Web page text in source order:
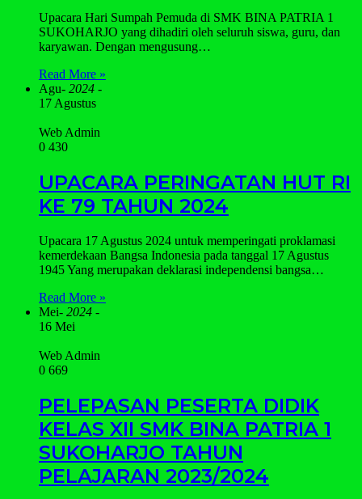
Upacara Hari Sumpah Pemuda di SMK BINA PATRIA 1
SUKOHARJO yang dihadiri oleh seluruh siswa, guru, dan
karyawan. Dengan mengusung…
Read More »
Agu- 2024 -
17 Agustus
Web Admin
0 430
UPACARA PERINGATAN HUT RI
KE 79 TAHUN 2024
Upacara 17 Agustus 2024 untuk memperingati proklamasi
kemerdekaan Bangsa Indonesia pada tanggal 17 Agustus
1945 Yang merupakan deklarasi independensi bangsa…
Read More »
Mei- 2024 -
16 Mei
Web Admin
0 669
PELEPASAN PESERTA DIDIK
KELAS XII SMK BINA PATRIA 1
SUKOHARJO TAHUN
PELAJARAN 2023/2024